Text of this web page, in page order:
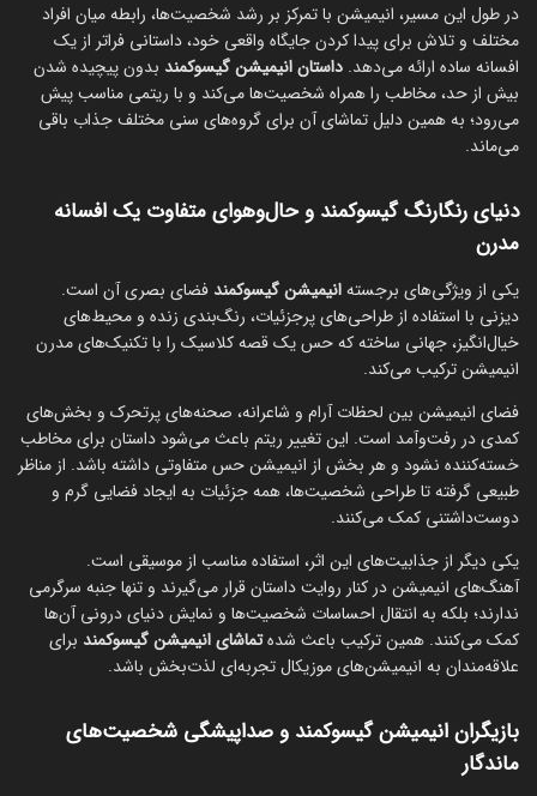
در طول این مسیر، انیمیشن با تمرکز بر رشد شخصیت‌ها، رابطه میان افراد
مختلف و تلاش برای پیدا کردن جایگاه واقعی خود، داستانی فراتر از یک
افسانه ساده ارائه می‌دهد. داستان انیمیشن گیسوکمند بدون پیچیده شدن
بیش از حد، مخاطب را همراه شخصیت‌ها می‌کند و با ریتمی مناسب پیش
می‌رود؛ به همین دلیل تماشای آن برای گروه‌های سنی مختلف جذاب باقی
می‌ماند.
دنیای رنگارنگ گیسوکمند و حال‌وهوای متفاوت یک افسانه
مدرن
یکی از ویژگی‌های برجستهانیمیشن گیسوکمند فضای بصری آن است.
دیزنی با استفاده از طراحی‌های پرجزئیات، رنگ‌بندی زنده و محیط‌های
خیال‌انگیز، جهانی ساخته که حس یک قصه کلاسیک را با تکنیک‌های مدرن
انیمیشن ترکیب می‌کند.
فضای انیمیشن بین لحظات آرام و شاعرانه، صحنه‌های پرتحرک و بخش‌های
کمدی در رفت‌وآمد است. این تغییر ریتم باعث می‌شود داستان برای مخاطب
خسته‌کننده نشود و هر بخش از انیمیشن حس متفاوتی داشته باشد. از مناظر
طبیعی گرفته تا طراحی شخصیت‌ها، همه جزئیات به ایجاد فضایی گرم و
دوست‌داشتنی کمک می‌کنند.
یکی دیگر از جذابیت‌های این اثر، استفاده مناسب از موسیقی است.
آهنگ‌های انیمیشن در کنار روایت داستان قرار می‌گیرند و تنها جنبه سرگرمی
ندارند؛ بلکه به انتقال احساسات شخصیت‌ها و نمایش دنیای درونی آن‌ها
کمک می‌کنند. همین ترکیب باعث شدهتماشای انیمیشن گیسوکمند برای
علاقه‌مندان به انیمیشن‌های موزیکال تجربه‌ای لذت‌بخش باشد.
بازیگران انیمیشن گیسوکمند و صداپیشگی شخصیت‌های
ماندگار